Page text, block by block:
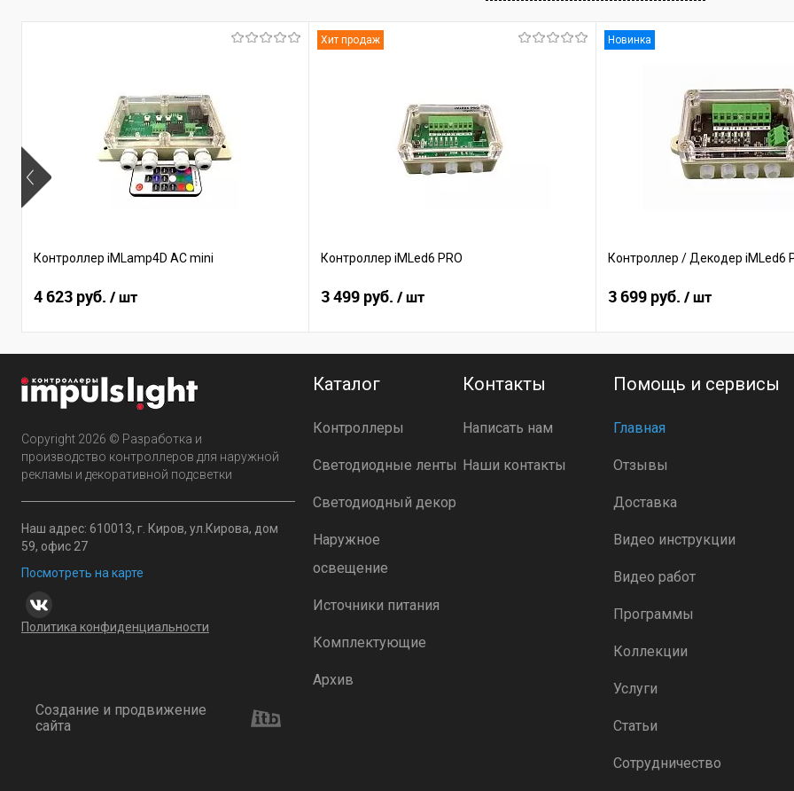
Контроллер iMLamp4D AC mini
4 623 руб. / шт
Хит продаж
Контроллер iMLed6 PRO
3 499 руб. / шт
Новинка
Контроллер / Декодер iMLed6
3 699 руб. / шт
Copyright 2026 © Разработка и
производство контроллеров для наружной
рекламы и декоративной подсветки
Наш адрес: 610013, г. Киров, ул.Кирова, дом
59, офис 27
Посмотреть на карте
Политика конфиденциальности
Создание и продвижение
сайта
Каталог
Контроллеры
Светодиодные ленты
Светодиодный декор
Наружное
освещение
Источники питания
Комплектующие
Архив
Контакты
Написать нам
Наши контакты
Помощь и сервисы
Главная
Отзывы
Доставка
Видео инструкции
Видео работ
Программы
Коллекции
Услуги
Статьи
Сотрудничество